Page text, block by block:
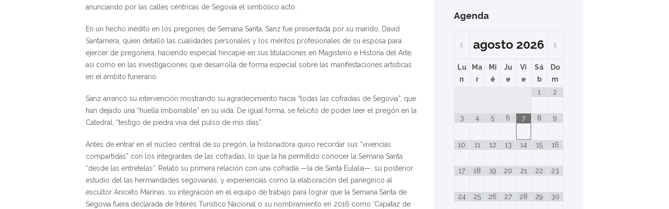
anunciando por las calles céntricas de Segovia el simbólico acto.
En un hecho inédito en los pregones de Semana Santa, Sanz fue presentada por su marido, David
Santamera, quien detalló las cualidades personales y los méritos profesionales de su esposa para
ejercer de pregonera, haciendo especial hincapié en sus titulaciones en Magisterio e Historia del Arte,
así como en las investigaciones que desarrolla de forma especial sobre las manifestaciones artísticas
en el ámbito funerario.
Sanz arrancó su intervención mostrando su agradecimiento hacia “todas las cofradías de Segovia”, que
han dejado una “huella imborrable” en su vida. De igual forma, se felicitó de poder leer el pregón en la
Catedral, “testigo de piedra viva del pulso de mis días”.
Antes de entrar en el núcleo central de su pregón, la historiadora quiso recordar sus “vivencias
compartidas” con los integrantes de las cofradías, lo que la ha permitido conocer la Semana Santa
“desde las entretelas”. Relató su primera relación con una cofradía —la de Santa Eulalia—, su posterior
estudio del las hermandades segovianas, y experiencias como la elaboración del panegírico al
escultor Aniceto Marinas, su integración en el equipo de trabajo para lograr que la Semana Santa de
Segovia fuera declarada de Interés Turístico Nacional o su nombramiento en 2016 como ‘Capataz de
Agenda
agosto 2026
Lu
n
Ma
r
Mi
é
Ju
e
Vi
e
Sá
b
Do
m
1
2
3 4 5 6 7 8 9
10 11 12 13 14 15 16
17 18 19 20 21 22 23
24 25 26 27 28 29 30